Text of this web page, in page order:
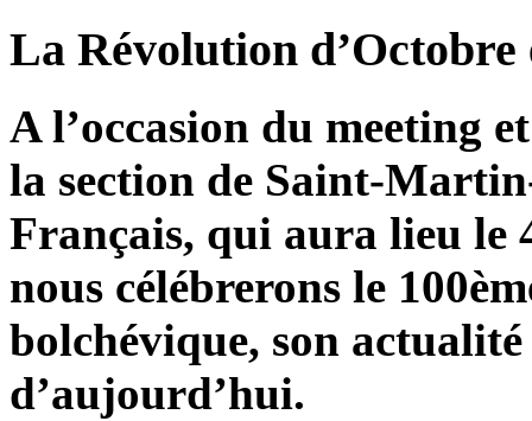
La Révolution d’Octobre
A l’occasion du meeting
la section de Saint-
Français, qui aura lieu le
nous célébrerons le
bolchévique, son
d’aujourd’hui.